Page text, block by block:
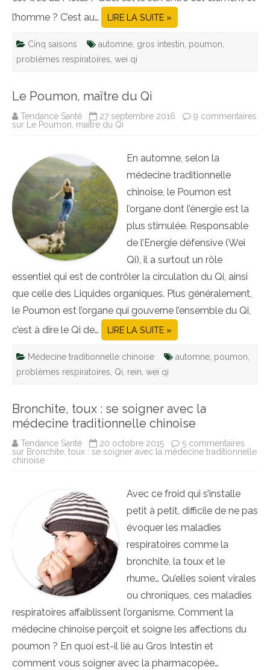
l’homme ? C’est au…
LIRE LA SUITE »
Cinq saisons automne gros intestin poumon
problèmes respiratoires wei qi
Le Poumon, maître du Qi
Tendance Santé 27 septembre 2016
9 commentaires
sur Le Poumon, maître du Qi
En automne, selon la
médecine traditionnelle
chinoise, le Poumon est
l’organe dont l’énergie est la
plus stimulée. Responsable
de l’Energie défensive (Wei
Qi), il a surtout un rôle
essentiel qui est de contrôler la circulation du Qi, ainsi
que celle des Liquides organiques. Plus généralement,
le Poumon est l’organe qui gouverne l’ensemble du Qi,
c’est à dire le Qi de…
LIRE LA SUITE »
Médecine traditionnelle chinoise automne poumon
problèmes respiratoires Qi rein wei qi
Bronchite, toux : se soigner avec la
médecine traditionnelle chinoise
Tendance Santé 20 octobre 2015
5 commentaires
sur Bronchite, toux : se soigner avec la médecine traditionnelle
chinoise
Avec ce froid qui s’installe
petit à petit, difficile de ne pas
évoquer les maladies
respiratoires comme la
bronchite, la toux et le
rhume… Qu’elles soient virales
ou chroniques, ces maladies
respiratoires affaiblissent l’organisme. Comment la
médecine chinoise perçoit et soigne les affections du
poumon ? En quoi est-il lié au Gros Intestin et
comment vous soigner avec la pharmacopée…